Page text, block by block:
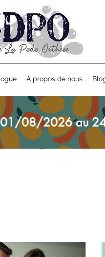
À propos de nous
01/08/2026 au